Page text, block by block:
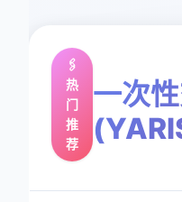
🖇️
热
门
推
荐
一次